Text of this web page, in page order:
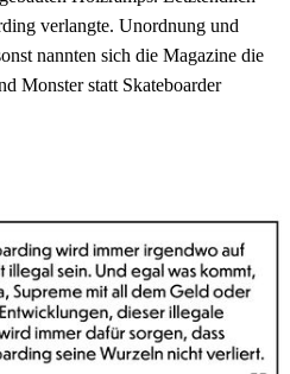
verlangte. Unordnung und
nannten sich die Magazine die
Monster statt Skateboarder